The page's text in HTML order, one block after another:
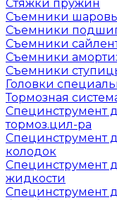
Стяжки пружин
Съемники
Съемники
Съемники
Съемники
Съемники
Головки
Тормозная
Специнструмент
тормоз.цил-ра
Специнструмент
колодок
Специнструмент
жидкости
Специнструмент